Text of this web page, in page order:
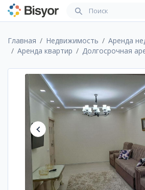
Главная Недвижимость
Аренда
Аренда квартир
Долгосрочная